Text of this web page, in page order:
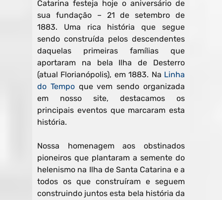
Catarina festeja hoje o aniversário de
sua fundação – 21 de setembro de
1883. Uma rica história que segue
sendo construída pelos descendentes
daquelas primeiras famílias que
aportaram na bela Ilha de Desterro
(atual Florianópolis), em 1883. Na Linha
do Tempoque vem sendo organizada
em nosso site, destacamos os
principais eventos que marcaram esta
história.
Nossa homenagem aos obstinados
pioneiros que plantaram a semente do
helenismo na Ilha de Santa Catarina e a
todos os que construíram e seguem
construindo juntos esta bela história da